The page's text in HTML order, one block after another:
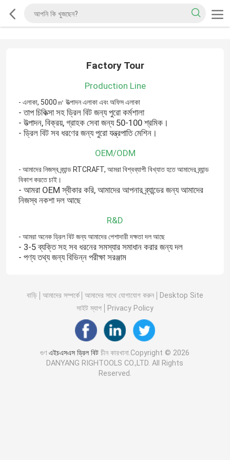
Factory Tour
Production Line
- এলাকা, 5000㎡ উত্পাদন এলাকা এবং অফিস এলাকা
- তাপ চিকিত্সা সহ ড্রিল বিট জন্য পুরো কর্মশালা
- উত্পাদন, বিক্রয়, গ্রাহক সেবা জন্য 50-100 শ্রমিক।
- ড্রিল বিট সব ধরণের জন্য পুরো যন্ত্রপাতি মেশিন।
OEM/ODM
- আমাদের নিজস্ব ব্র্যান্ড RTCRAFT, আমরা বিশ্বব্যাপী বিখ্যাত হতে আমাদের ব্র্যান্ড
বিকাশ করতে চাই।
- আমরা OEM স্বীকার করি, আমাদের আপনার ব্র্যান্ডের জন্য আমাদের
নিজস্ব নকশা দল আছে
R&D
- আমরা অনেক ড্রিল বিট জন্য আমাদের পেশাদারী দক্ষতা দল আছে
- 3-5 ব্যক্তি সহ সব ধরনের সমস্যার সমাধান করার জন্য দল
- পণ্য তথ্য জন্য বিভিন্ন পরীক্ষা সরঞ্জাম
বাড়ি আমাদের সম্পর্কে আমাদের সাথে যোগাযোগ করুন
Desktop Site
সাইট ম্যাপ
Privacy Policy
গুণএইচএসএস ড্রিল বিট চীন কারখানা.Copyright © 2026
DANYANG RIGHTOOLS CO.,LTD. All Rights
Reserved.